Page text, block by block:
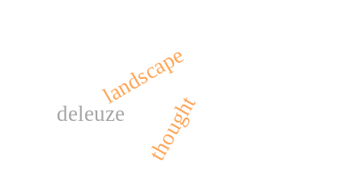
deleuze
landscape
thought